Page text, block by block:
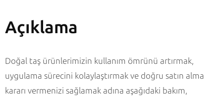
Açıklama
Doğal taş ürünlerimizin kullanım ömrünü artırmak,
uygulama sürecini kolaylaştırmak ve doğru satın alma
kararı vermenizi sağlamak adına aşağıdaki bakım,